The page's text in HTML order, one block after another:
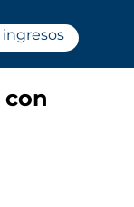
con